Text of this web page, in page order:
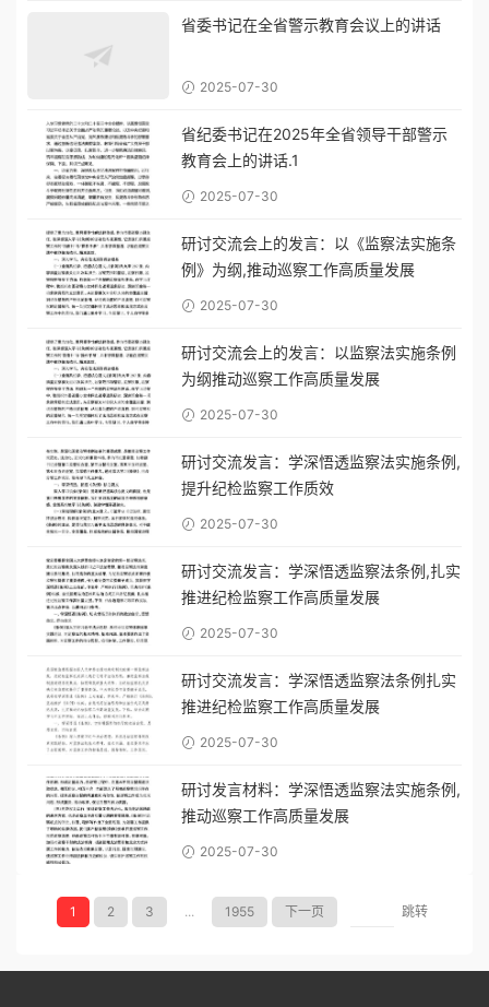
省委书记在全省警示教育会议上的讲话
2025-07-30
省纪委书记在2025年全省领导干部警示
教育会上的讲话.1
2025-07-30
研讨交流会上的发言：以《监察法实施条
例》为纲,推动巡察工作高质量发展
2025-07-30
研讨交流会上的发言：以监察法实施条例
为纲推动巡察工作高质量发展
2025-07-30
研讨交流发言：学深悟透监察法实施条例,
提升纪检监察工作质效
2025-07-30
研讨交流发言：学深悟透监察法条例,扎实
推进纪检监察工作高质量发展
2025-07-30
研讨交流发言：学深悟透监察法条例扎实
推进纪检监察工作高质量发展
2025-07-30
研讨发言材料：学深悟透监察法实施条例,
推动巡察工作高质量发展
2025-07-30
1 2 3 ... 1955 下一页 跳转